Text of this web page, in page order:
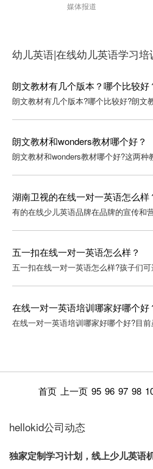
媒体报道
幼儿英语|在线幼儿英语学习
朗文教材有几个版本？哪个比较好
朗文教材有几个版本?哪个比较好?朗文
朗文教材和wonders教材哪个好？
朗文教材和wonders教材哪个好?这两
湖南卫视的在线一对一英语怎么样
有的在线少儿英语品牌在品牌的宣传和
五一扣在线一对一英语怎么样？
五一扣在线一对一英语怎么样?孩子们
在线一对一英语培训哪家好哪个好
在线一对一英语培训哪家好哪个好?目
首页 上一页 95 96 97 98
hellokid公司动态
独家定制学习计划，线上少儿英语